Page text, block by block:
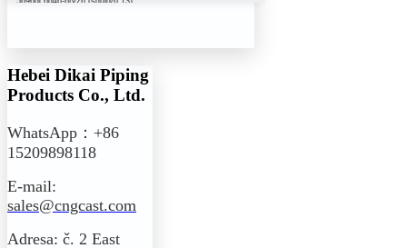
Hebei Dikai Piping
Products Co., Ltd.
WhatsApp：+86
15209898118
E-mail:
sales@cngcast.com
Adresa: č. 2 East